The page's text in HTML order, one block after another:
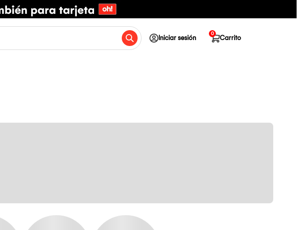
Iniciar sesión Carrito
0